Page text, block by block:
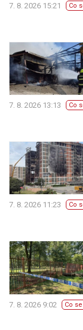
7. 8. 2026 15:21 Co
7. 8. 2026 13:13 Co
7. 8. 2026 11:23 Co
7. 8. 2026 9:02 Co